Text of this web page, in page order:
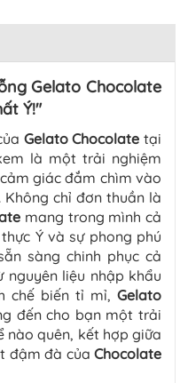
Gelato Chocolate
Ý!"
Gelato Chocolate tại
là một trải nghiệm
giác đắm chìm vào
chỉ đơn thuần là
mang trong mình cả
Ý và sự phong phú
sàng chinh phục cả
nguyên liệu nhập khẩu
chế biến tỉ mỉ, Gelato
đến cho bạn một trải
nào quên, kết hợp giữa
đậm đà của Chocolate